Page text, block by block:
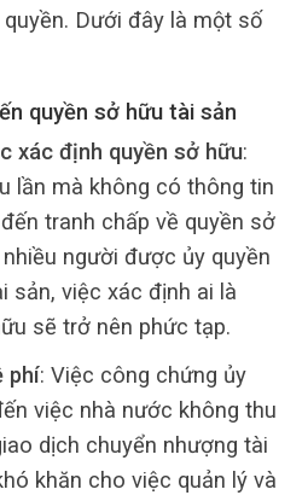
Dưới đây là một số
quyền sở hữu tài sản
xác định quyền sở hữu:
lần mà không có thông tin
tranh chấp về quyền sở
người được ủy quyền
sản, việc xác định ai là
sẽ trở nên phức tạp.
phí: Việc công chứng ủy
việc nhà nước không thu
dịch chuyển nhượng tài
khăn cho việc quản lý và